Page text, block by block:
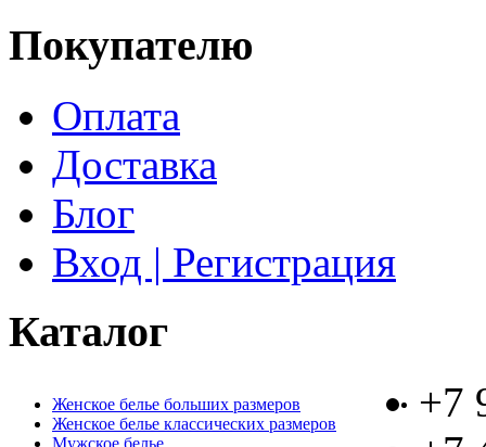
Покупателю
Оплата
Доставка
Блог
Вход | Регистрация
Каталог
Женское белье больших размеров
Женское белье классических размеров
Мужское белье
+7